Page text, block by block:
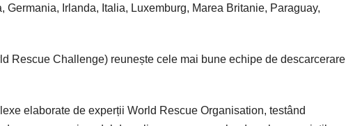
Irlanda, Italia, Luxemburg, Marea Britanie, Paraguay,
Rescue Challenge) reunește cele mai bune echipe de descarcerare
elaborate de experții World Rescue Organisation, testând